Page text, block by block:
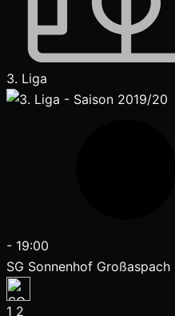
3. Liga
- 19:00
SG Sonnenhof Großaspach
1 2